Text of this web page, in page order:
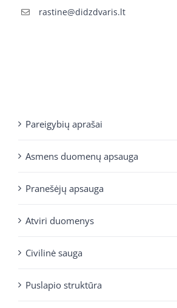
rastine@didzdvaris.lt
Pareigybių aprašai
Asmens duomenų apsauga
Pranešėjų apsauga
Atviri duomenys
Civilinė sauga
Puslapio struktūra